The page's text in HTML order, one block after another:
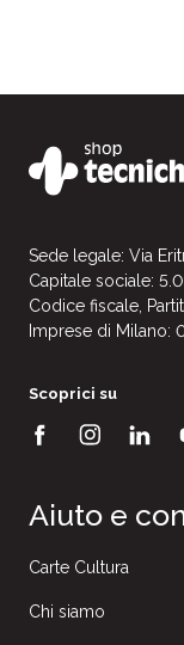
Sede legale: Via
Capitale sociale:
Codice fiscale,
Imprese di Milano:
Scoprici su
Aiuto e
Carte Cultura
Chi siamo